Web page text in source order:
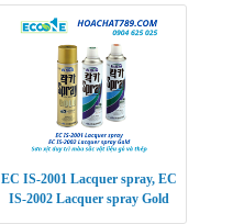
EC IS-2001 Lacquer spray, EC
IS-2002 Lacquer spray Gold